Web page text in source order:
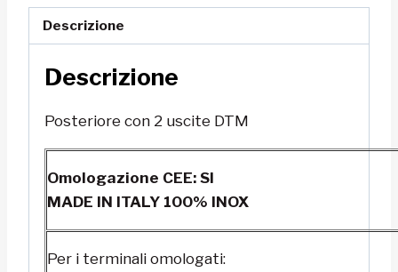
Descrizione
Descrizione
Posteriore con 2 uscite DTM
Omologazione CEE: SI
MADE IN ITALY 100% INOX
Per i terminali omologati: